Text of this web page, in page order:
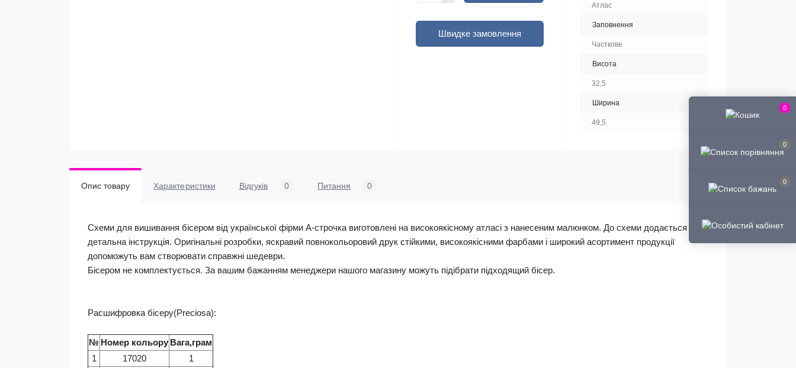
0
0
0
Швидке замовлення
Атлас
Заповнення
Часткове
Висота
32,5
Ширина
49,5
Опис товару Характеристики Відгуків 0 Питання 0
Схеми для вишивання бісером від української фірми А-строчка виготовлені на високоякісному атласі з нанесеним малюнком. До схеми додається
детальна інструкція. Оригінальні розробки, яскравий повнокольоровий друк стійкими, високоякісними фарбами і широкий асортимент продукції
допоможуть вам створювати справжні шедеври.
Бісером не комплектується. За вашим бажанням менеджери нашого магазину можуть підібрати підходящий бісер.
Расшифровка бісеру(Preciosa):
№ Номер кольору Вага,грам
1
17020
1